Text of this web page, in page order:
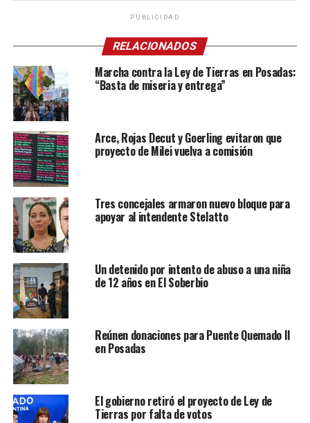
PUBLICIDAD
RELACIONADOS
Marcha contra la Ley de Tierras en Posadas:
“Basta de miseria y entrega”
Arce, Rojas Decut y Goerling evitaron que
proyecto de Milei vuelva a comisión
Tres concejales armaron nuevo bloque para
apoyar al intendente Stelatto
Un detenido por intento de abuso a una niña
de 12 años en El Soberbio
Reúnen donaciones para Puente Quemado II
en Posadas
El gobierno retiró el proyecto de Ley de
Tierras por falta de votos